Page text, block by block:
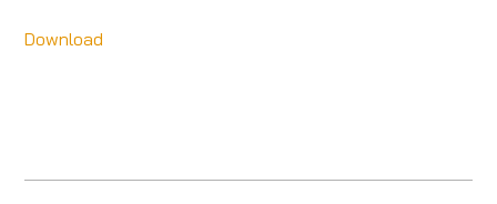
Download